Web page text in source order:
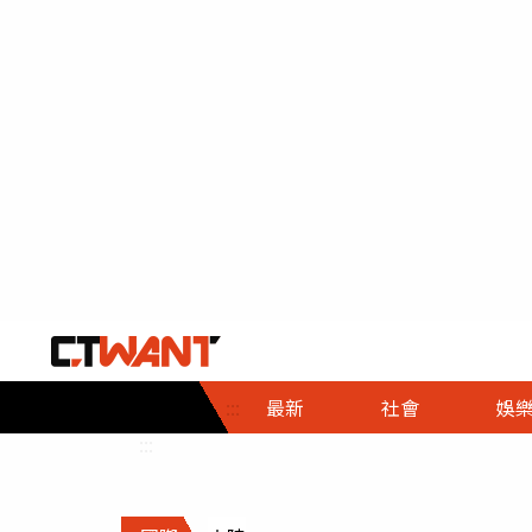
::: 最新 社會
社會首頁
時事
調查
娛樂
娛樂首頁
即時
財經首頁
熱線
政